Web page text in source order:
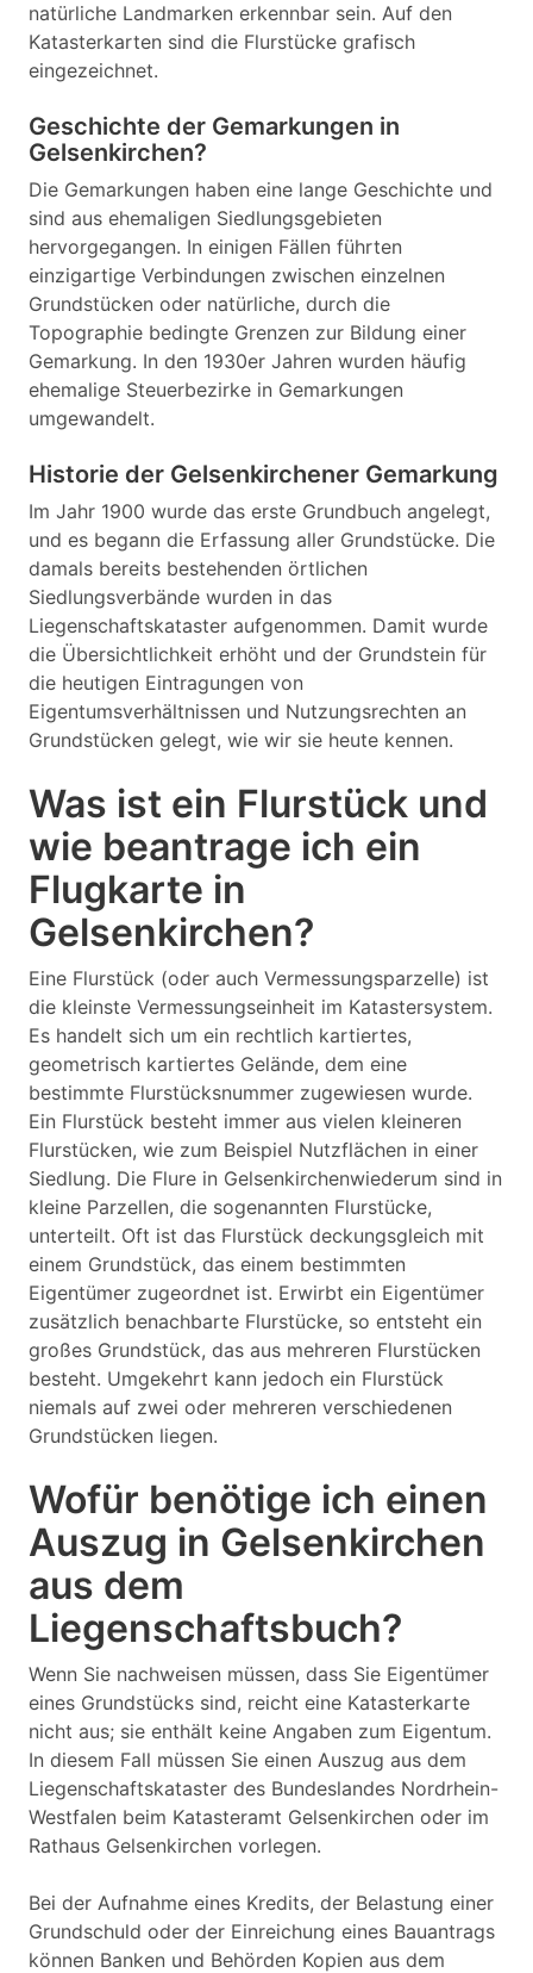
natürliche Landmarken erkennbar sein. Auf den
Katasterkarten sind die Flurstücke grafisch
eingezeichnet.
Geschichte der Gemarkungen in
Gelsenkirchen?
Die Gemarkungen haben eine lange Geschichte und
sind aus ehemaligen Siedlungsgebieten
hervorgegangen. In einigen Fällen führten
einzigartige Verbindungen zwischen einzelnen
Grundstücken oder natürliche, durch die
Topographie bedingte Grenzen zur Bildung einer
Gemarkung. In den 1930er Jahren wurden häufig
ehemalige Steuerbezirke in Gemarkungen
umgewandelt.
Historie der Gelsenkirchener Gemarkung
Im Jahr 1900 wurde das erste Grundbuch angelegt,
und es begann die Erfassung aller Grundstücke. Die
damals bereits bestehenden örtlichen
Siedlungsverbände wurden in das
Liegenschaftskataster aufgenommen. Damit wurde
die Übersichtlichkeit erhöht und der Grundstein für
die heutigen Eintragungen von
Eigentumsverhältnissen und Nutzungsrechten an
Grundstücken gelegt, wie wir sie heute kennen.
Was ist ein Flurstück und
wie beantrage ich ein
Flugkarte in
Gelsenkirchen?
Eine Flurstück (oder auch Vermessungsparzelle) ist
die kleinste Vermessungseinheit im Katastersystem.
Es handelt sich um ein rechtlich kartiertes,
geometrisch kartiertes Gelände, dem eine
bestimmte Flurstücksnummer zugewiesen wurde.
Ein Flurstück besteht immer aus vielen kleineren
Flurstücken, wie zum Beispiel Nutzflächen in einer
Siedlung. Die Flure in Gelsenkirchenwiederum sind in
kleine Parzellen, die sogenannten Flurstücke,
unterteilt. Oft ist das Flurstück deckungsgleich mit
einem Grundstück, das einem bestimmten
Eigentümer zugeordnet ist. Erwirbt ein Eigentümer
zusätzlich benachbarte Flurstücke, so entsteht ein
großes Grundstück, das aus mehreren Flurstücken
besteht. Umgekehrt kann jedoch ein Flurstück
niemals auf zwei oder mehreren verschiedenen
Grundstücken liegen.
Wofür benötige ich einen
Auszug in Gelsenkirchen
aus dem
Liegenschaftsbuch?
Wenn Sie nachweisen müssen, dass Sie Eigentümer
eines Grundstücks sind, reicht eine Katasterkarte
nicht aus; sie enthält keine Angaben zum Eigentum.
In diesem Fall müssen Sie einen Auszug aus dem
Liegenschaftskataster des Bundeslandes Nordrhein-
Westfalen beim Katasteramt Gelsenkirchen oder im
Rathaus Gelsenkirchen vorlegen.
Bei der Aufnahme eines Kredits, der Belastung einer
Grundschuld oder der Einreichung eines Bauantrags
können Banken und Behörden Kopien aus dem